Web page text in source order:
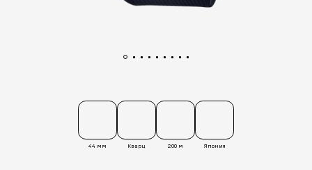
44 мм Кварц 200 м Япония